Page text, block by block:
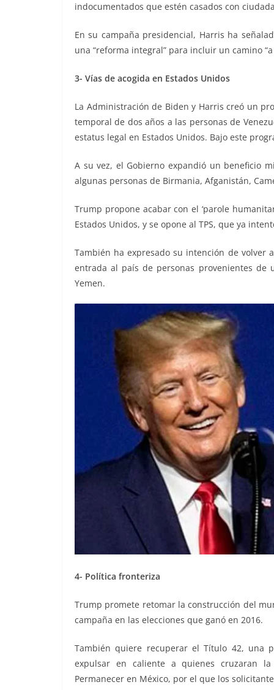
indocumentados que estén casados con
En su campaña presidencial, Harris ha
una “reforma integral” para incluir un camino
3- Vías de acogida en Estados Unidos
La Administración de Biden y Harris creó un
temporal de dos años a las personas de
estatus legal en Estados Unidos. Bajo este
A su vez, el Gobierno expandió un beneficio
algunas personas de Birmania, Afganistán,
Trump propone acabar con el ‘parole
Estados Unidos, y se opone al TPS, que ya
También ha expresado su intención de volver
entrada al país de personas provenientes de
Yemen.
4- Política fronteriza
Trump promete retomar la construcción del
campaña en las elecciones que ganó en 2016.
También quiere recuperar el Título 42, una
expulsar en caliente a quienes cruzaran
Permanecer en México, por el que los